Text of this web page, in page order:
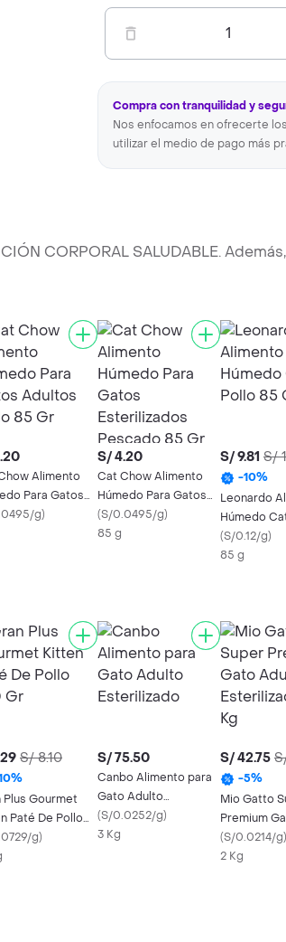
1
Compra con tranquilidad y
Nos enfocamos en ofrecerte
utilizar el medio de pago más
CORPORAL SALUDABLE.
Alimento
Para Gatos
Pollo 85 Gr
g)
S/ 4.20
Cat Chow Alimento
Húmedo Para Gatos
Esterilizados Pescado
85 Gr
(S/0.0495/g)
85 g
S/ 9.81 S/
-10%
Leonardo
Húmedo
Gr
(S/0.12/g)
85 g
S/ 8.10
%
Plus Gourmet
Paté De Pollo
g)
S/ 75.50
Canbo Alimento para
Gato Adulto
Esterilizado
(S/0.0252/g)
3 Kg
S/ 42.75
-5%
Mio Gatto
Premium
Esterilizado
(S/0.0214/g)
2 Kg